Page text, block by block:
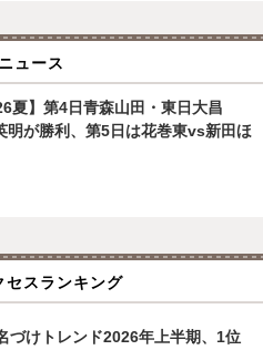
ュース
夏】第4日青森山田・東日大昌
明が勝利、第5日は花巻東vs新田ほ
セスランキング
づけトレンド2026年上半期、1位